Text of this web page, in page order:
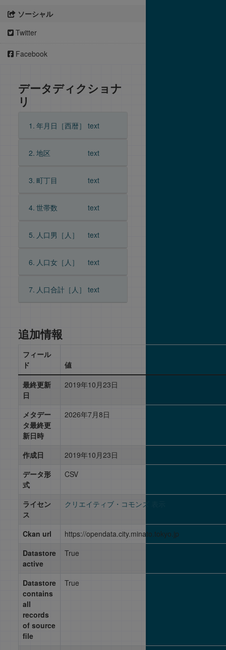
ソーシャル
Twitter
Facebook
データディクショナ
リ
1. 年月日［西暦］ text
2. 地区 text
3. 町丁目 text
4. 世帯数 text
5. 人口男［人］ text
6. 人口女［人］ text
7. 人口合計［人］ text
追加情報
フィール
ド
値
最終更新
日
2019年10月23日
メタデー
タ最終更
新日時
2026年7月8日
作成日
2019年10月23日
データ形
式
CSV
ライセン
ス
クリエイティブ・コモンズ 表示
Ckan url
https://opendata.city.minato.tokyo.jp
Datastore
active
True
Datastore
contains
all
records
of source
file
True